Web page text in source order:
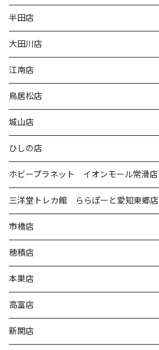
半田店
大田川店
江南店
鳥居松店
城山店
ひしの店
ホビープラネット イオンモール常滑店
三洋堂トレカ館 ららぽーと愛知東郷店
市橋店
穂積店
本巣店
高富店
新関店